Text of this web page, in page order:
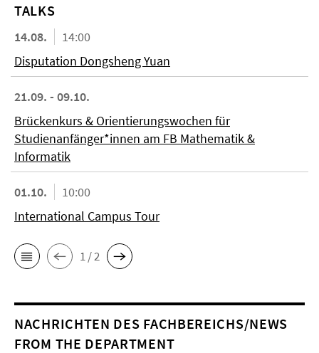
TALKS
14.08.
14:00
Disputation Dongsheng Yuan
21.09. - 09.10.
Brückenkurs & Orientierungswochen für
Studienanfänger*innen am FB Mathematik &
Informatik
01.10.
10:00
International Campus Tour
1 / 2
NACHRICHTEN DES FACHBEREICHS/NEWS
FROM THE DEPARTMENT